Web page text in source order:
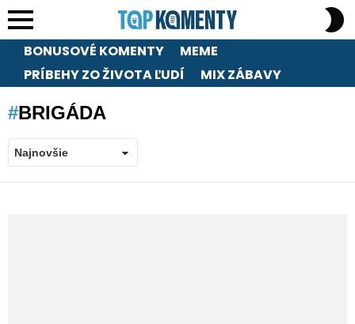
Menu
BONUSOVÉ KOMENTY
MEME
PRÍBEHY ZO ŽIVOTA ĽUDÍ
MIX ZÁBAVY
BRIGÁDA